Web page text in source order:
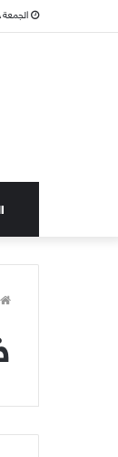
الجمعة، 7 أغسطس، 2026